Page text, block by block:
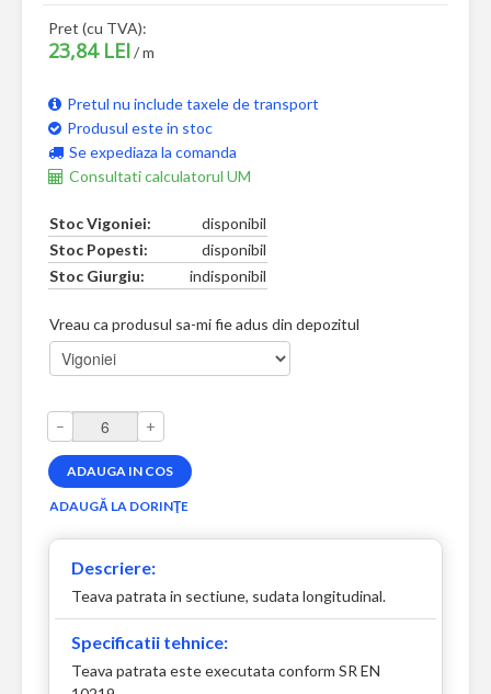
Pret (cu TVA):
23,84 LEI/ m
Pretul nu include taxele de transport
Produsul este in stoc
Se expediaza la comanda
Consultati calculatorul UM
Stoc Vigoniei:
disponibil
Stoc Popesti:
disponibil
Stoc Giurgiu:
indisponibil
Vreau ca produsul sa-mi fie adus din depozitul
– +
Descriere:
Teava patrata in sectiune, sudata longitudinal.
Specificatii tehnice:
Teava patrata este executata conform SR EN